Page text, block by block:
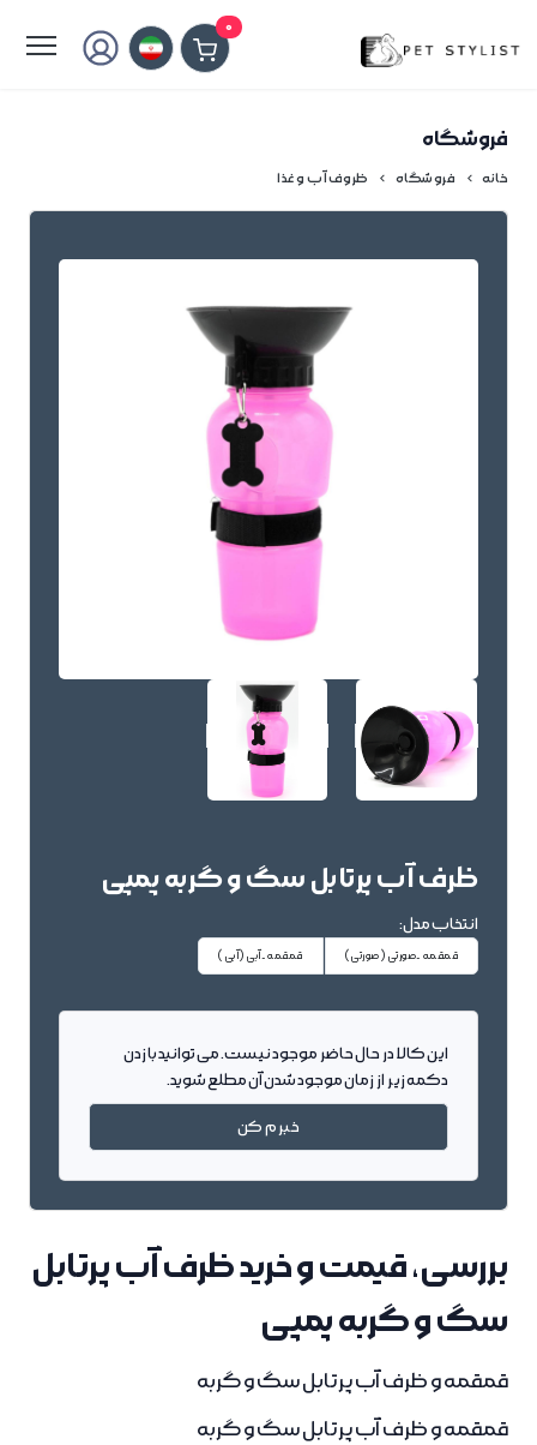
0
فروشگاه
خانه فروشگاه ظروف آب و غذا
ظرف آب پرتابل سگ و گربه پمپی
انتخاب مدل:
قمقمه-صورتی (صورتی) قمقمه-آبی (آبی)
این کالا در حال حاضر موجود نیست. می توانید با زدن
دکمه زیر از زمان موجود شدن آن مطلع شوید.
خبرم کن
بررسی، قیمت و خرید ظرف آب پرتابل
سگ و گربه پمپی
قمقمه و ظرف آب پرتابل سگ و گربه
قمقمه و ظرف آب پرتابل سگ و گربه